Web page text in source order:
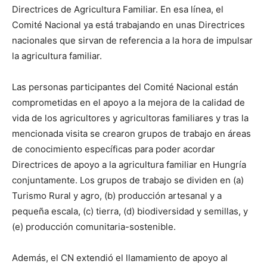
Directrices de Agricultura Familiar. En esa línea, el
Comité Nacional ya está trabajando en unas Directrices
nacionales que sirvan de referencia a la hora de impulsar
la agricultura familiar.
Las personas participantes del Comité Nacional están
comprometidas en el apoyo a la mejora de la calidad de
vida de los agricultores y agricultoras familiares y tras la
mencionada visita se crearon grupos de trabajo en áreas
de conocimiento específicas para poder acordar
Directrices de apoyo a la agricultura familiar en Hungría
conjuntamente. Los grupos de trabajo se dividen en (a)
Turismo Rural y agro, (b) producción artesanal y a
pequeña escala, (c) tierra, (d) biodiversidad y semillas, y
(e) producción comunitaria-sostenible.
Además, el CN extendió el llamamiento de apoyo al